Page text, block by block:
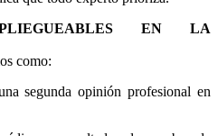
EN LA
como:
segunda opinión profesional en